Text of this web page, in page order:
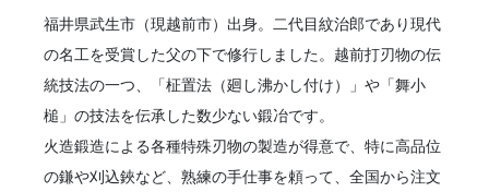
福井県武生市（現越前市）出身。二代目紋治郎であり現代
の名工を受賞した父の下で修行しました。越前打刃物の伝
統技法の一つ、「柾置法（廻し沸かし付け）」や「舞小
槌」の技法を伝承した数少ない鍛冶です。
火造鍛造による各種特殊刃物の製造が得意で、特に高品位
の鎌や刈込鋏など、熟練の手仕事を頼って、全国から注文